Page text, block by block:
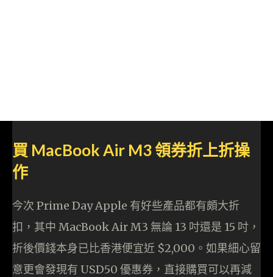
買 MacBook Air M3 領券折上折操
作
今次 Prime Day Apple 有好些產品都有頗大折
扣，其中 MacBook Air M3 無論 13 吋還是 15 吋，
折後價錢本身已比香港便宜近 $2,000。如果細心留
意更會發現有 USD50 優惠券，直接購買可以再減